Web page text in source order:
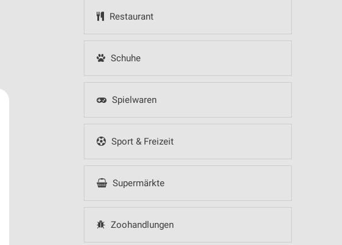
Restaurant
Schuhe
Spielwaren
Sport & Freizeit
Supermärkte
Zoohandlungen